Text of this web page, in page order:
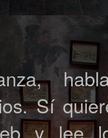
Sí
y lee